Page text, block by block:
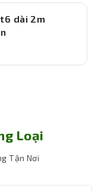
dài 2m
Loại
Tận Nơi